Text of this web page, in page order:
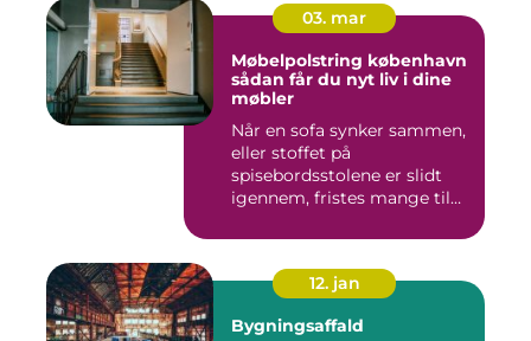
03. mar
Møbelpolstring københavn
sådan får du nyt liv i dine
møbler
Når en sofa synker sammen,
eller stoffet på
spisebordsstolene er slidt
igennem, fristes mange til
12. jan
Bygningsaffald